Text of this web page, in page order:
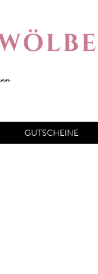
GUTSCHEINE